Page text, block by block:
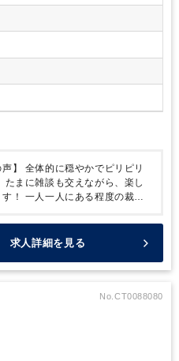
】
全体的に穏やかでピリピリ
たまに雑談も交えながら、楽し
！
一人一人にある程度の裁量
談出来る環境があります。特
くフォローしようという雰囲気
も言いやすく風通しは良い方
50年を超える税理士法人でご
イアント 〉
加中です！
求人詳細を見る
No.CT0088080